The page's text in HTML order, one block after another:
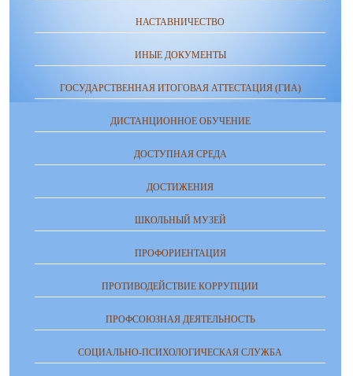
НАСТАВНИЧЕСТВО
ИНЫЕ ДОКУМЕНТЫ
ГОСУДАРСТВЕННАЯ ИТОГОВАЯ АТТЕСТАЦИЯ (ГИА)
ДИСТАНЦИОННОЕ ОБУЧЕНИЕ
ДОСТУПНАЯ СРЕДА
ДОСТИЖЕНИЯ
ШКОЛЬНЫЙ МУЗЕЙ
ПРОФОРИЕНТАЦИЯ
ПРОТИВОДЕЙСТВИЕ КОРРУПЦИИ
ПРОФСОЮЗНАЯ ДЕЯТЕЛЬНОСТЬ
СОЦИАЛЬНО-ПСИХОЛОГИЧЕСКАЯ СЛУЖБА